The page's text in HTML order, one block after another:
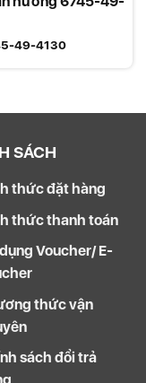
49-4130
SÁCH
thức đặt hàng
thức thanh toán
Voucher/ E-
thức vận
sách đổi trả